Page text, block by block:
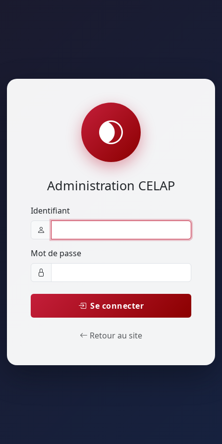
Administration CELAP
Identifiant
Mot de passe
Se connecter
Retour au site